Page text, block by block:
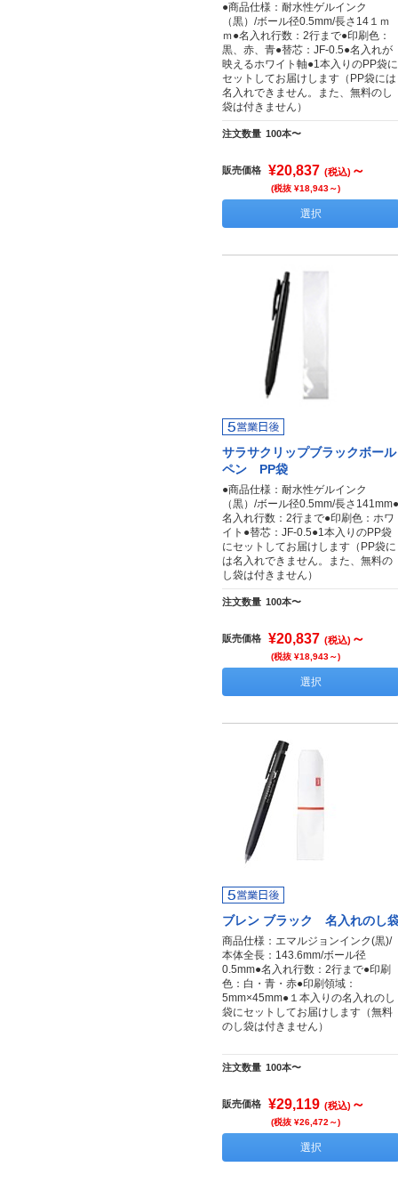
●商品仕様：耐水性ゲルインク
（黒）/ボール径0.5mm/長さ14１ｍ
ｍ●名入れ行数：2行まで●印刷色：
黒、赤、青●替芯：JF-0.5●名入れが
映えるホワイト軸●1本入りのPP袋に
セットしてお届けします（PP袋には
名入れできません。また、無料のし
袋は付きません）
注文数量 100本〜
販売価格 ¥20,837 (税込) ～
(税抜 ¥18,943～)
選択
サラサクリップブラックボール
ペン PP袋
●商品仕様：耐水性ゲルインク
（黒）/ボール径0.5mm/長さ141mm●
名入れ行数：2行まで●印刷色：ホワ
イト●替芯：JF-0.5●1本入りのPP袋
にセットしてお届けします（PP袋に
は名入れできません。また、無料の
し袋は付きません）
注文数量 100本〜
販売価格 ¥20,837 (税込) ～
(税抜 ¥18,943～)
選択
ブレン ブラック 名入れのし
商品仕様：エマルジョンインク(黒)/
本体全長：143.6mm/ボール径
0.5mm●名入れ行数：2行まで●印刷
色：白・青・赤●印刷領域：
5mm×45mm●１本入りの名入れのし
袋にセットしてお届けします（無料
のし袋は付きません）
注文数量 100本〜
販売価格 ¥29,119 (税込) ～
(税抜 ¥26,472～)
選択